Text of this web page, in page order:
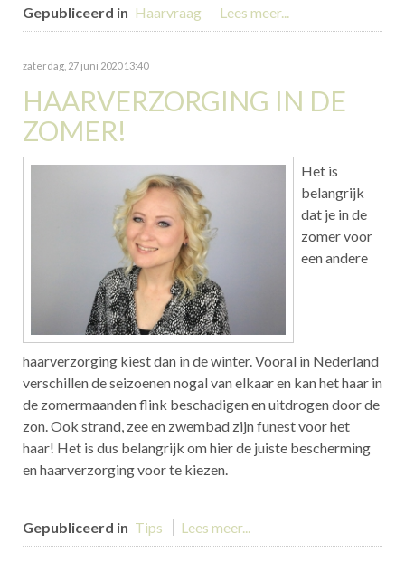
Gepubliceerd in Haarvraag Lees meer...
zaterdag, 27 juni 2020 13:40
HAARVERZORGING IN DE
ZOMER!
Het is
belangrijk
dat je in de
zomer voor
een andere
haarverzorging kiest dan in de winter. Vooral in Nederland
verschillen de seizoenen nogal van elkaar en kan het haar in
de zomermaanden flink beschadigen en uitdrogen door de
zon. Ook strand, zee en zwembad zijn funest voor het
haar! Het is dus belangrijk om hier de juiste bescherming
en haarverzorging voor te kiezen.
Gepubliceerd in Tips Lees meer...